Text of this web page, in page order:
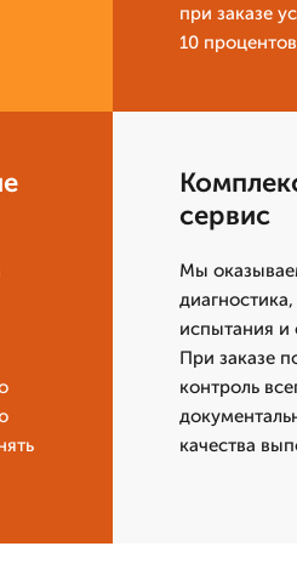
при заказе
10
сервис
Мы
испытания и
При заказе
контроль
качества